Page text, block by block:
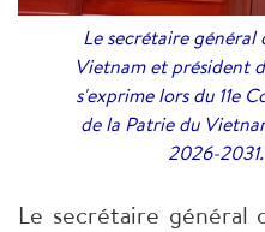
Le secrétaire
Vietnam et président
s'exprime lors du 11e
de la Patrie du
2026-
Le secrétaire général